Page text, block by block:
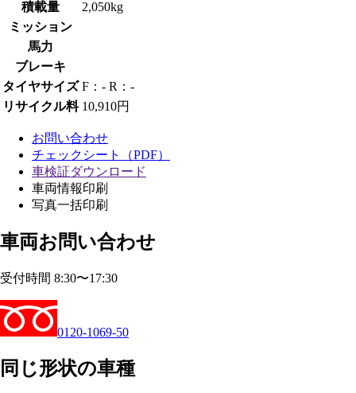
積載量
2,050kg
ミッション
馬力
ブレーキ
タイヤサイズ F：- R：-
リサイクル料 10,910円
お問い合わせ
チェックシート（PDF）
車検証ダウンロード
車両情報印刷
写真一括印刷
車両お問い合わせ
受付時間 8:30〜17:30
0120-1069-50
同じ形状の車種